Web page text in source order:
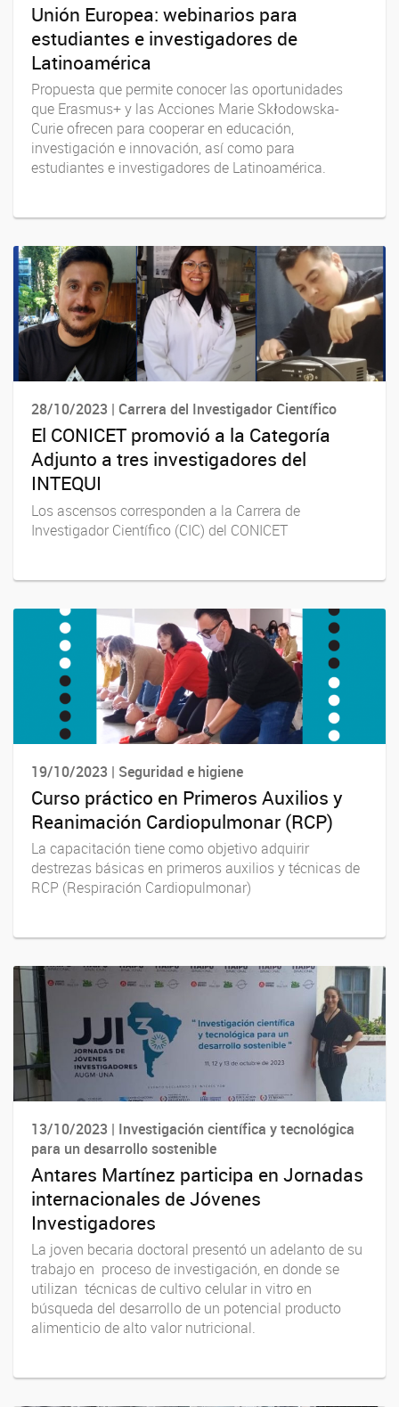
Unión Europea: webinarios para
estudiantes e investigadores de
Latinoamérica
Propuesta que permite conocer las oportunidades
que Erasmus+ y las Acciones Marie Skłodowska-
Curie ofrecen para cooperar en educación,
investigación e innovación, así como para
estudiantes e investigadores de Latinoamérica.
28/10/2023 | Carrera del Investigador Científico
El CONICET promovió a la Categoría
Adjunto a tres investigadores del
INTEQUI
Los ascensos corresponden a la Carrera de
Investigador Científico (CIC) del CONICET
19/10/2023 | Seguridad e higiene
Curso práctico en Primeros Auxilios y
Reanimación Cardiopulmonar (RCP)
La capacitación tiene como objetivo adquirir
destrezas básicas en primeros auxilios y técnicas de
RCP (Respiración Cardiopulmonar)
13/10/2023 | Investigación científica y tecnológica
para un desarrollo sostenible
Antares Martínez participa en Jornadas
internacionales de Jóvenes
Investigadores
La joven becaria doctoral presentó un adelanto de su
trabajo en proceso de investigación, en donde se
utilizan técnicas de cultivo celular in vitro en
búsqueda del desarrollo de un potencial producto
alimenticio de alto valor nutricional.